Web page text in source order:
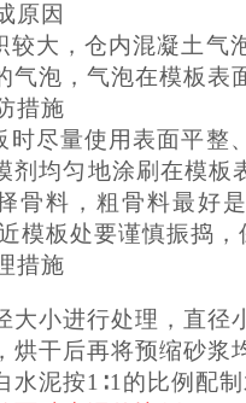
原因
较大，仓内混凝土气
气泡，气泡在模板表
措施
时尽量使用表面平整
剂均匀地涂刷在模板
骨料，粗骨料最好
模板处要谨慎振捣
措施
大小进行处理，直径
烘干后再将预缩砂浆
水泥按1∶1的比例配